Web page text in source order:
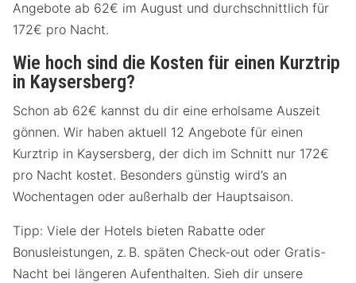
Angebote ab 62€ im August und durchschnittlich für
172€ pro Nacht.
Wie hoch sind die Kosten für einen Kurztrip
in Kaysersberg?
Schon ab 62€ kannst du dir eine erholsame Auszeit
gönnen. Wir haben aktuell 12 Angebote für einen
Kurztrip in Kaysersberg, der dich im Schnitt nur 172€
pro Nacht kostet. Besonders günstig wird’s an
Wochentagen oder außerhalb der Hauptsaison.
Tipp: Viele der Hotels bieten Rabatte oder
Bonusleistungen, z. B. späten Check-out oder Gratis-
Nacht bei längeren Aufenthalten. Sieh dir unsere